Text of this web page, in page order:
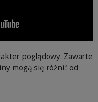
poglądowy. Zawarte
mogą się różnić od